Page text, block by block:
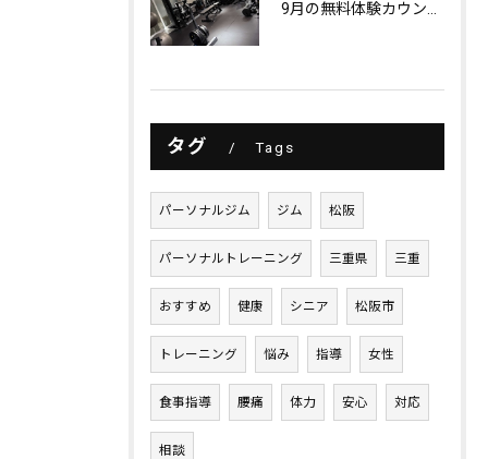
タグ Tags
パーソナルジム ジム 松阪
パーソナルトレーニング 三重県 三重
おすすめ 健康 シニア 松阪市
トレーニング 悩み 指導 女性
食事指導 腰痛 体力 安心 対応
相談